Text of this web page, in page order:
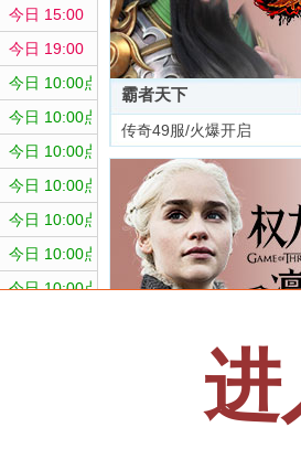
今日 15:00
今日 19:00
今日 10:00点
今日 10:00点
今日 10:00点
今日 10:00点
今日 10:00点
今日 10:00点
今日 10:00点
霸者天下
传奇49服/火爆开启
每日新服/点击选服
进